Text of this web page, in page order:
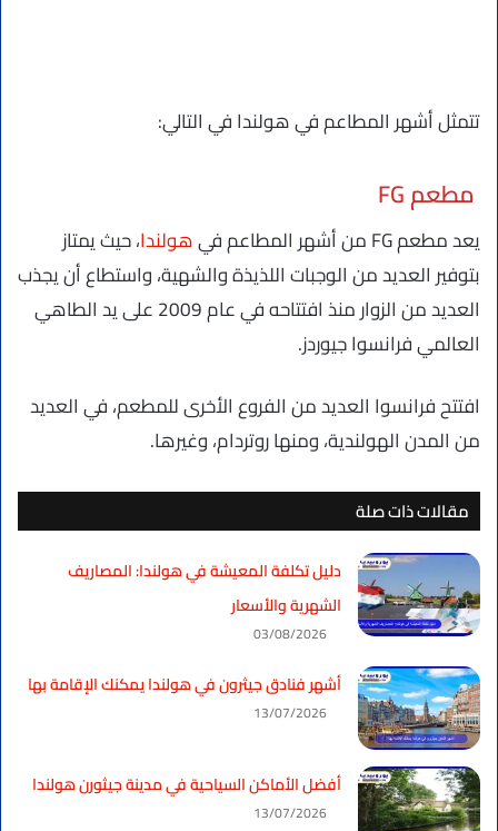
تتمثل أشهر المطاعم في هولندا في التالي:
مطعم FG
يعد مطعم FG من أشهر المطاعم في هولندا، حيث يمتاز
بتوفير العديد من الوجبات اللذيذة والشهية، واستطاع أن يجذب
العديد من الزوار منذ افتتاحه في عام 2009 على يد الطاهي
العالمي فرانسوا جيوردز.
افتتح فرانسوا العديد من الفروع الأخرى للمطعم، في العديد
من المدن الهولندية، ومنها روتردام، وغيرها.
مقالات ذات صلة
دليل تكلفة المعيشة في هولندا: المصاريف
الشهرية والأسعار
03/08/2026
أشهر فنادق جيثرون في هولندا يمكنك الإقامة بها
13/07/2026
أفضل الأماكن السياحية في مدينة جيثورن هولندا
13/07/2026